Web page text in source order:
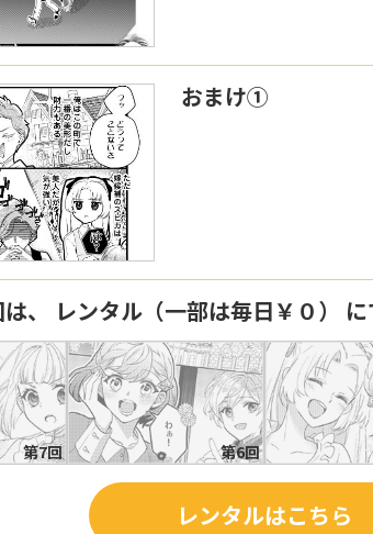
おまけ①
、 レンタル（一部は毎日￥０） に
第7回 第6回
レンタルはこちら